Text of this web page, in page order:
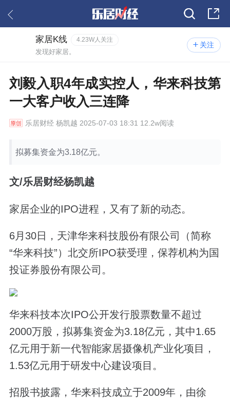
关注
家居K线 4.23W人关注
发现好家居。
刘毅入职4年成实控人，华来科技第
一大客户收入三连降
乐居财经杨凯越 2025-07-03 18:31 12.2w阅读
拟募集资金为3.18亿元。
文/乐居财经杨凯越
家居企业的IPO进程，又有了新的动态。
6月30日，天津华来科技股份有限公司（简称
“华来科技”）北交所IPO获受理，保荐机构为国
投证券股份有限公司。
华来科技本次IPO公开发行股票数量不超过
2000万股，拟募集资金为3.18亿元，其中1.65
亿元用于新一代智能家居摄像机产业化项目，
1.53亿元用于研发中心建设项目。
招股书披露，华来科技成立于2009年，由徐